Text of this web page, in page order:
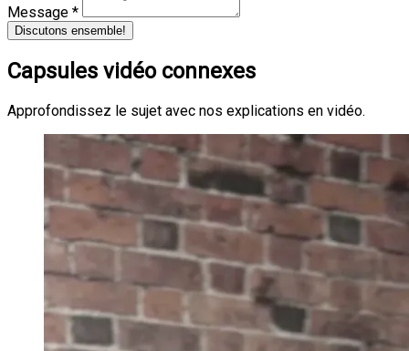
Message *
Discutons ensemble!
Capsules vidéo connexes
Approfondissez le sujet avec nos explications en vidéo.